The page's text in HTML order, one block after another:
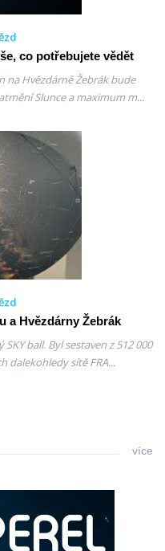
co potřebujete vědět
na Hvězdárně Žebrák bude
Slunce a maximum m...
a Hvězdárny Žebrák
ball. Byl sestaven z 512 000
dalekohledy sítě FRA...
více